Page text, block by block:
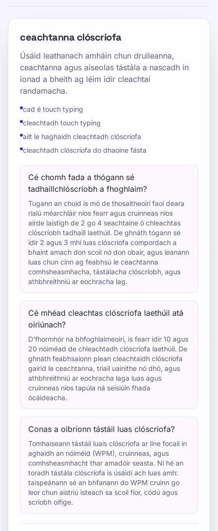
ceachtanna clóscríofa
Úsáid leathanach amháin chun druileanna,
ceachtanna agus aiseolas tástála a nascadh in
ionad a bheith ag léim idir cleachtaí
randamacha.
cad é touch typing
cleachtadh touch typing
ailt le haghaidh cleachtadh clóscríofa
cleachtadh clóscríofa do dhaoine fásta
Cé chomh fada a thógann sé
tadhaillchlóscríobh a fhoghlaim?
Tugann an chuid is mó de thosaitheoirí faoi deara
rialú méarchláir níos fearr agus cruinneas níos
airde laistigh de 2 go 4 seachtaine ó chleachtas
clóscríobh tadhaill laethúil. De ghnáth tógann sé
idir 2 agus 3 mhí luas clóscríofa compordach a
bhaint amach don scoil nó don obair, agus leanann
luas chun cinn ag feabhsú le ceachtanna
comhsheasmhacha, tástálacha clóscríobh, agus
athbhreithniú ar eochracha lag.
Cé mhéad cleachtas clóscríofa laethúil atá
oiriúnach?
D'fhormhór na bhfoghlaimeoirí, is fearr idir 10 agus
20 nóiméad de chleachtadh clóscríofa laethúil. De
ghnáth feabhsaíonn plean cleachtaidh clóscríofa
gairid le ceachtanna, triail uainithe nó dhó, agus
athbhreithniú ar eochracha laga luas agus
cruinneas níos tapúla ná seisiúin fhada
ócáideacha.
Conas a oibríonn tástáil luas clóscríofa?
Tomhaiseann tástáil luais clóscríofa ar líne focail in
aghaidh an nóiméid (WPM), cruinneas, agus
comhsheasmhacht thar amadóir seasta. Ní hé an
toradh tástála clóscríofa is úsáidí ach luas amh:
taispeánann sé an bhfanann do WPM cruinn go
leor chun aistriú isteach sa scoil fíor, códú agus
scríobh oifige.